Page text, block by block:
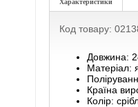
Характеристики
Код товару:
Довжина:
Матеріал:
Країна
Колір: